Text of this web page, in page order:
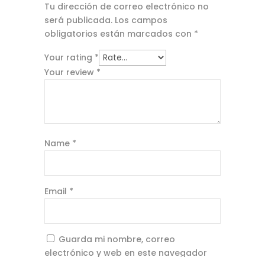
Tu dirección de correo electrónico no
será publicada. Los campos
obligatorios están marcados con *
Your rating *
Your review *
Name *
Email *
Guarda mi nombre, correo
electrónico y web en este navegador